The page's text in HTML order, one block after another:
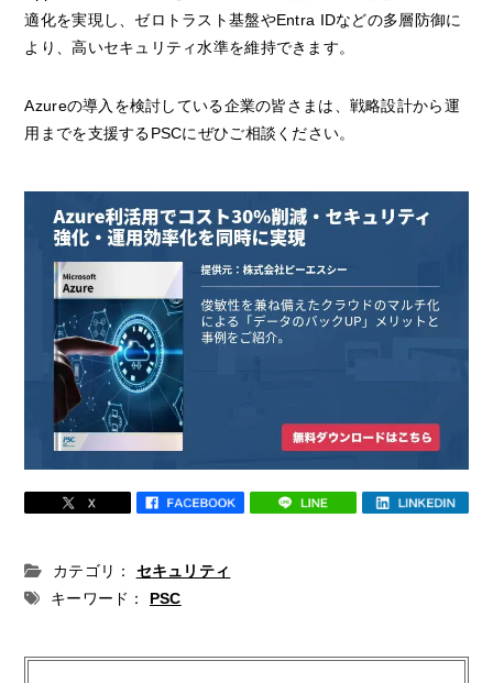
適化を実現し、ゼロトラスト基盤やEntra IDなどの多層防御に
より、高いセキュリティ水準を維持できます。
Azureの導入を検討している企業の皆さまは、戦略設計から運
用までを支援するPSCにぜひご相談ください。
カテゴリ：
セキュリティ
キーワード：
PSC